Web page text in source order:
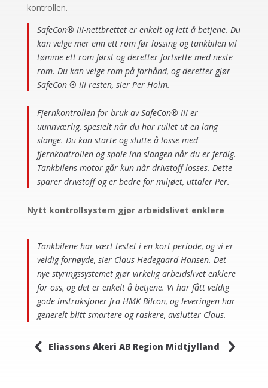
kontrollen.
SafeCon® III-nettbrettet er enkelt og lett å betjene. Du
kan velge mer enn ett rom før lossing og tankbilen vil
tømme ett rom først og deretter fortsette med neste
rom. Du kan velge rom på forhånd, og deretter gjør
SafeCon ® III resten, sier Per Holm.
Fjernkontrollen for bruk av SafeCon® III er
uunnværlig, spesielt når du har rullet ut en lang
slange. Du kan starte og slutte å losse med
fjernkontrollen og spole inn slangen når du er ferdig.
Tankbilens motor går kun når drivstoff losses. Dette
sparer drivstoff og er bedre for miljøet, uttaler Per.
Nytt kontrollsystem gjør arbeidslivet enklere
Tankbilene har vært testet i en kort periode, og vi er
veldig fornøyde, sier Claus Hedegaard Hansen. Det
nye styringssystemet gjør virkelig arbeidslivet enklere
for oss, og det er enkelt å betjene. Vi har fått veldig
gode instruksjoner fra HMK Bilcon, og leveringen har
generelt blitt smartere og raskere, avslutter Claus.
4 Eliassons Åkeri AB Region Midtjylland 5